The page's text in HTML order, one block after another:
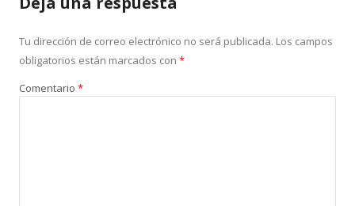
Tu dirección de correo electrónico no será publicada. Los campos
obligatorios están marcados con *
Comentario *